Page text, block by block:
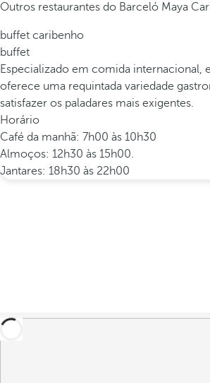
Outros restaurantes do Barceló Maya
buffet caribenho
buffet
Especializado em comida internacional,
oferece uma requintada variedade
satisfazer os paladares mais exigentes.
Horário
Café da manhã: 7h00 às 10h30
Almoços: 12h30 às 15h00.
Jantares: 18h30 às 22h00